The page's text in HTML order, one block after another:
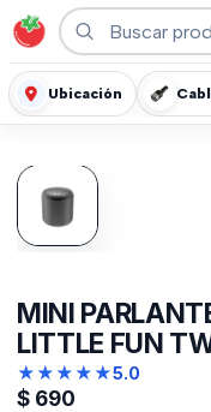
Ubicación
MINI
LITTLE FUN
★★★★★5.0
$ 690